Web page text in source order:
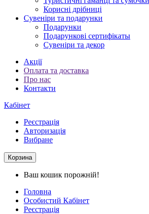
Корисні дрібниці
Сувеніри та подарунки
Подарунки
Подарункові сертифікаты
Сувеніри та декор
Акції
Оплата та доставка
Про нас
Контакти
Кабінет
Реєстрація
Авторизація
Вибране
Корзина
Ваш кошик порожній!
Головна
Особистий Кабінет
Реєстрація